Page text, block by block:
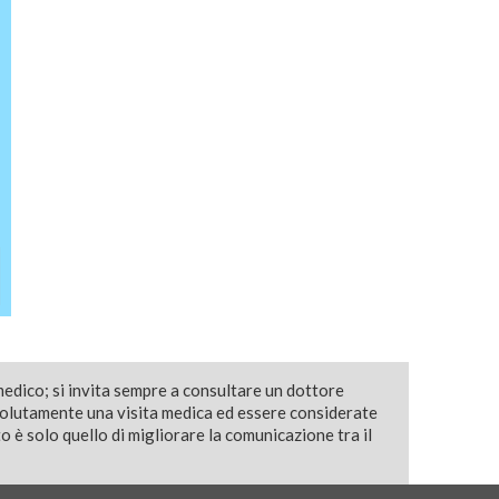
si invita sempre a consultare un dottore
una visita medica ed essere considerate
è solo quello di migliorare la comunicazione tra il